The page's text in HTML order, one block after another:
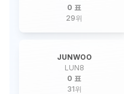
0 표
29위
JUNWOO
LUN8
0 표
31위